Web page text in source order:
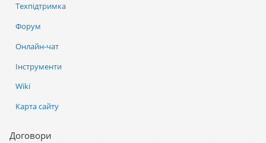
Техпідтримка
Форум
Онлайн-чат
Інструменти
Wiki
Карта сайту
Договори